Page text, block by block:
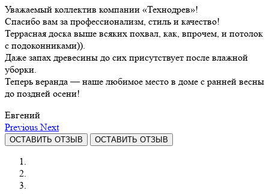
Уважаемый коллектив компании «Технодрев»!
Спасибо вам за профессионализм, стиль и качество!
Террасная доска выше всяких похвал, как, впрочем, и потолок
с подоконниками)).
Даже запах древесины до сих присутствует после влажной
уборки.
Теперь веранда — наше любимое место в доме с ранней весны
до поздней осени!
Евгений
Previous Next
ОСТАВИТЬ ОТЗЫВ ОСТАВИТЬ ОТЗЫВ